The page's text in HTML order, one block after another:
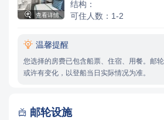
 查看详情
结构：
可住人数：1-2
 温馨提醒
您选择的房费已包含船票、住宿、用餐。邮
或许有变化，以登船当日实际情况为准。
 邮轮设施